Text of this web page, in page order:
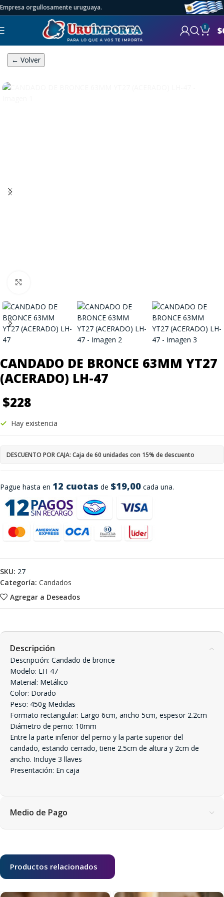
Empresa orgullosamente uruguaya.
0 $
← Volver
CANDADO DE BRONCE 63MM YT27
(ACERADO) LH-47
$228
Pague hasta en 12 cuotas de $19,00 cada una.
Hay existencia
DESCUENTO POR CAJA: Caja de 60 unidades con 15% de descuento
Agregar a Deseados
SKU: 27
Categoría: Candados
Descripción
Descripción: Candado de bronce
Modelo: LH-47
Material: Metálico
Color: Dorado
Peso: 450g Medidas
Formato rectangular: Largo 6cm, ancho 5cm, espesor 2.2cm
Diámetro de perno: 10mm
Entre la parte inferior del perno y la parte superior del
candado, estando cerrado, tiene 2.5cm de altura y 2cm de
ancho. Incluye 3 llaves
Presentación: En caja
Medio de Pago
Productos relacionados